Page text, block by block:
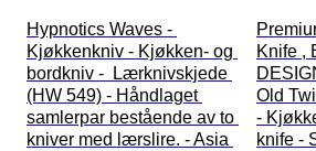
Hypnotics Waves -
Kjøkkenkniv - Kjøkken- og
bordkniv -  Lærknivskjede
(HW 549) - Håndlaget
samlerpar bestående av to
kniver med lærslire. - Asia
Knife ,
Old
-
knife -